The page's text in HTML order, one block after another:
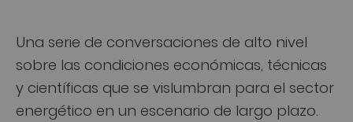
Una serie de conversaciones de alto nivel
sobre las condiciones económicas, técnicas
y científicas que se vislumbran para el sector
energético en un escenario de largo plazo.